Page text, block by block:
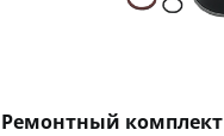
Ремонтный комплект